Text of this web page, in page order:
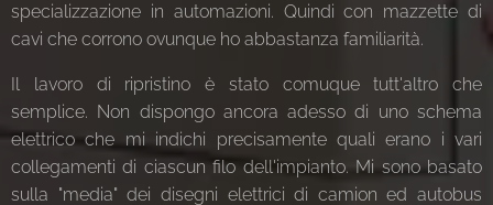
specializzazione in automazioni. Quindi con mazzette di
cavi che corrono ovunque ho abbastanza familiarità.
Il lavoro di ripristino è stato comuque tutt'altro che
semplice. Non dispongo ancora adesso di uno schema
elettrico che mi indichi precisamente quali erano i vari
collegamenti di ciascun filo dell'impianto. Mi sono basato
sulla "media" dei disegni elettrici di camion ed autobus